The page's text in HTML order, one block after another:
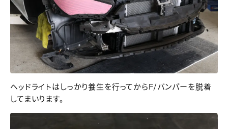
ヘッドライトはしっかり養生を行ってからF/バンパーを脱着
してまいります。